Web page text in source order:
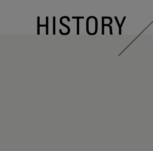
HISTORY